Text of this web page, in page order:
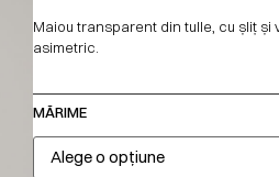
Maiou transparent din tulle, cu șliț și
asimetric.
MĂRIME